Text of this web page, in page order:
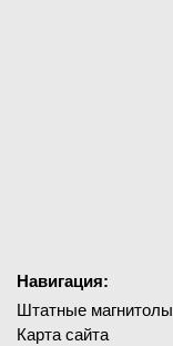
Навигация:
Штатные магнитолы
Карта сайта